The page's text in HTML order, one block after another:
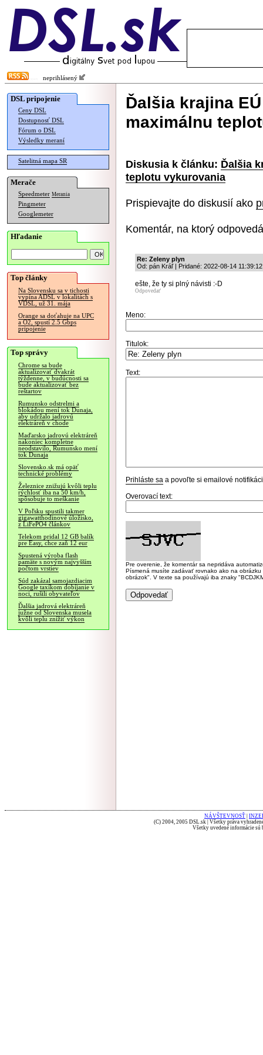
neprihlásený
DSL pripojenie
Ceny DSL
Dostupnosť DSL
Fórum o DSL
Výsledky meraní
Satelitná mapa SR
Merače
Speedmeter Merania
Pingmeter
Googlemeter
Hľadanie
Top články
Na Slovensku sa v tichosti
vypína ADSL v lokalitách s
VDSL, už 31. mája
Orange sa doťahuje na UPC
a O2, spustí 2.5 Gbps
pripojenie
Top správy
Chrome sa bude
aktualizovať dvakrát
týždenne, v budúcnosti sa
bude aktualizovať bez
reštartov
Rumunsko odstrelmi a
blokádou mení tok Dunaja,
aby udržalo jadrovú
elektráreň v chode
Maďarsko jadrovú elektráreň
nakoniec kompletne
neodstavilo, Rumunsko mení
tok Dunaja
Slovensko.sk má opäť
technické problémy
Železnice znižujú kvôli teplu
rýchlosť iba na 50 km/h,
spôsobuje to meškanie
V Poľsku spustili takmer
gigawatthodinové úložisko,
z LiFePO4 článkov
Telekom pridal 12 GB balík
pre Easy, chce zaň 12 eur
Spustená výroba flash
pamäte s novým najvyšším
počtom vrstiev
Súd zakázal samojazdiacim
Google taxíkom dobíjanie v
noci, rušili obyvateľov
Ďalšia jadrová elektráreň
južne od Slovenska musela
kvôli teplu znížiť výkon
Ďalšia krajina
maximálnu
Diskusia k článku: Ďalšia
teplotu vykurovania
Prispievajte do diskusií ako
Komentár, na ktorý
Re: Zeleny plyn
Od: pán Kráľ | Pridané: 2022-08-14 11:39:12
ešte, že ty si plný návisti :-D
Odpovedať
Meno:
Titulok:
Text:
Prihláste sa a povoľte si emailové
Overovací text:
Pre overenie, že komentár sa nepridáva
Písmená musíte zadávať rovnako ako na
obrázok". V texte sa používajú iba znaky
NÁVŠTEVNOSŤ
(C) 2004, 2005 DSL.sk | Všetky práva
Všetky uvedené informácie sú